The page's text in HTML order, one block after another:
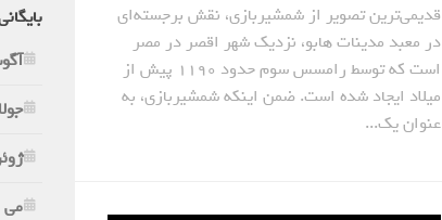
قدیمی‌ترین تصویر از شمشیربازی، نقش برجسته‌ای
در معبد مدینات هابو، نزدیک شهر اقصر در مصر
است که توسط رامسس سوم حدود ۱۱۹۰ پیش از
میلاد ایجاد شده است. ضمن اینکه شمشیربازی، به
عنوان یک...
ژوئن
می 2026